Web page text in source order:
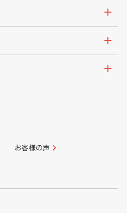
愛媛県
宮崎県
お客様の声